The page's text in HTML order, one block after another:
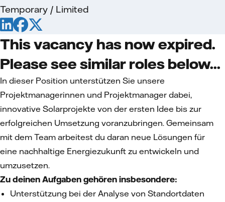
Temporary / Limited
This vacancy has now expired.
Please see similar roles below...
In dieser Position unterstützen Sie unsere
Projektmanagerinnen und Projektmanager dabei,
innovative Solarprojekte von der ersten Idee bis zur
erfolgreichen Umsetzung voranzubringen. Gemeinsam
mit dem Team arbeitest du daran neue Lösungen für
eine nachhaltige Energiezukunft zu entwickeln und
umzusetzen.
Zu deinen Aufgaben gehören insbesondere:
Unterstützung bei der Analyse von Standortdaten